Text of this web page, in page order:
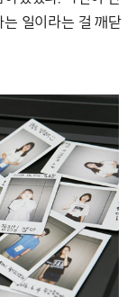
일이라는 걸 깨닫